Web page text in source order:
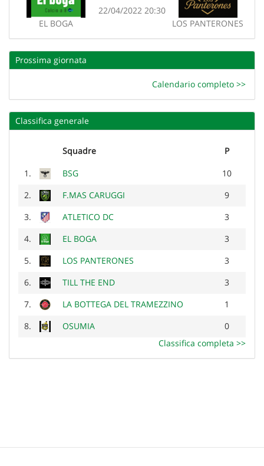
EL BOGA
22/04/2022 20:30
LOS PANTERONES
Prossima giornata
Calendario completo >>
Classifica generale
Squadre
P
1.
BSG
10
2.
F.MAS CARUGGI
9
3.
ATLETICO DC
3
4.
EL BOGA
3
5.
LOS PANTERONES
3
6.
TILL THE END
3
7.
LA BOTTEGA DEL TRAMEZZINO
1
8.
OSUMIA
0
Classifica completa >>